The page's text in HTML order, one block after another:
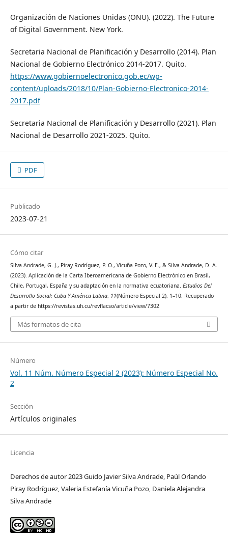
Organización de Naciones Unidas (ONU). (2022). The Future
of Digital Government. New York.
Secretaria Nacional de Planificación y Desarrollo (2014). Plan
Nacional de Gobierno Electrónico 2014-2017. Quito.
https://www.gobiernoelectronico.gob.ec/wp-
content/uploads/2018/10/Plan-Gobierno-Electronico-2014-
2017.pdf
Secretaria Nacional de Planificación y Desarrollo (2021). Plan
Nacional de Desarrollo 2021-2025. Quito.
PDF
Publicado
2023-07-21
Cómo citar
Silva Andrade, G. J., Piray Rodríguez, P. O., Vicuña Pozo, V. E., & Silva Andrade, D. A.
(2023). Aplicación de la Carta Iberoamericana de Gobierno Electrónico en Brasil,
Chile, Portugal, España y su adaptación en la normativa ecuatoriana. Estudios Del
Desarrollo Social: Cuba Y América Latina, 11(Número Especial 2), 1–10. Recuperado
a partir de https://revistas.uh.cu/revflacso/article/view/7302
Más formatos de cita
Número
Vol. 11 Núm. Número Especial 2 (2023): Número Especial No.
2
Sección
Artículos originales
Licencia
Derechos de autor 2023 Guido Javier Silva Andrade, Paúl Orlando
Piray Rodríguez, Valeria Estefanía Vicuña Pozo, Daniela Alejandra
Silva Andrade